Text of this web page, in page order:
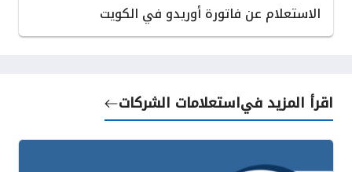
الاستعلام عن فاتورة أوريدو في الكويت
اقرأ المزيد فياستعلامات الشركات